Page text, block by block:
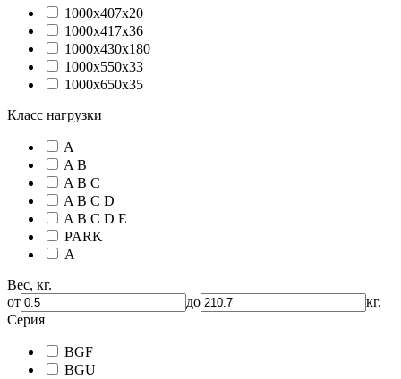
1000х407х20
1000х417х36
1000х430х180
1000х550х33
1000х650х35
Класс нагрузки
A
A B
A B C
A B C D
A B C D E
PARK
А
Вес, кг.
от
до
кг.
Серия
BGF
BGU